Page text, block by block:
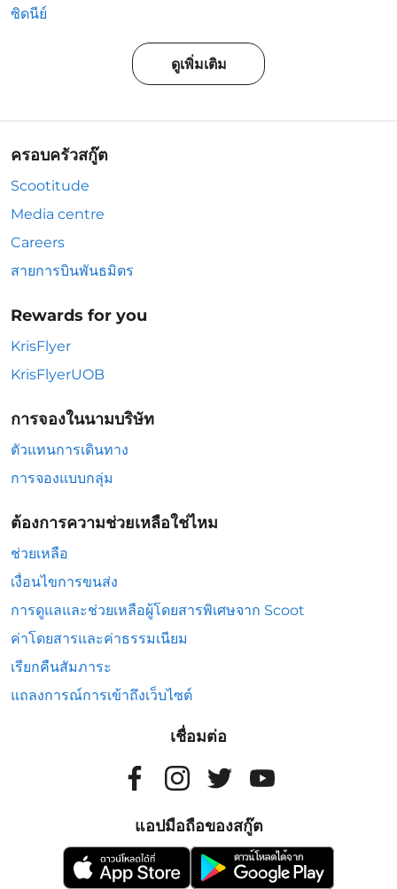
ซิดนีย์
ดูเพิ่มเติม
ครอบครัวสกู๊ต
Scootitude
Media centre
Careers
สายการบินพันธมิตร
Rewards for you
KrisFlyer
KrisFlyerUOB
การจองในนามบริษัท
ตัวแทนการเดินทาง
การจองแบบกลุ่ม
ต้องการความช่วยเหลือใช่ไหม
ช่วยเหลือ
เงื่อนไขการขนส่ง
การดูแลและช่วยเหลือผู้โดยสารพิเศษจาก Scoot
ค่าโดยสารและค่าธรรมเนียม
เรียกคืนสัมภาระ
แถลงการณ์การเข้าถึงเว็บไซต์
เชื่อมต่อ
แอปมือถือของสกู๊ต